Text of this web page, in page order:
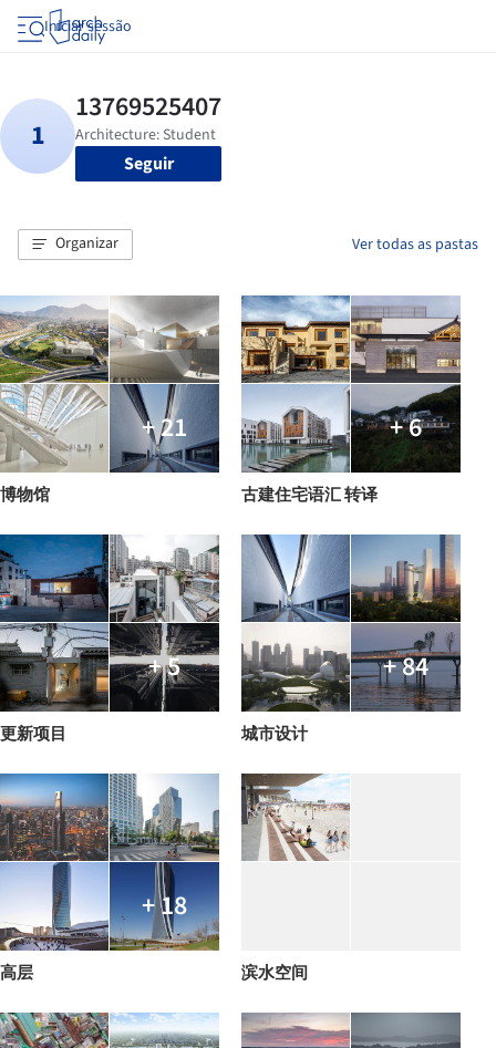
Iniciar sessão
Seguir
Organizar Ver todas as pastas
+ 21
博物馆
+ 6
古建住宅语汇 转译
+ 5
更新项目
+ 84
城市设计
+ 18
高层 滨水空间